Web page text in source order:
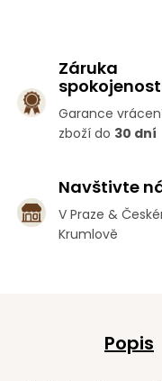
Záruka
Garance
zboží do 30 dní
Navštivte
V Praze &
Krumlově
Popis